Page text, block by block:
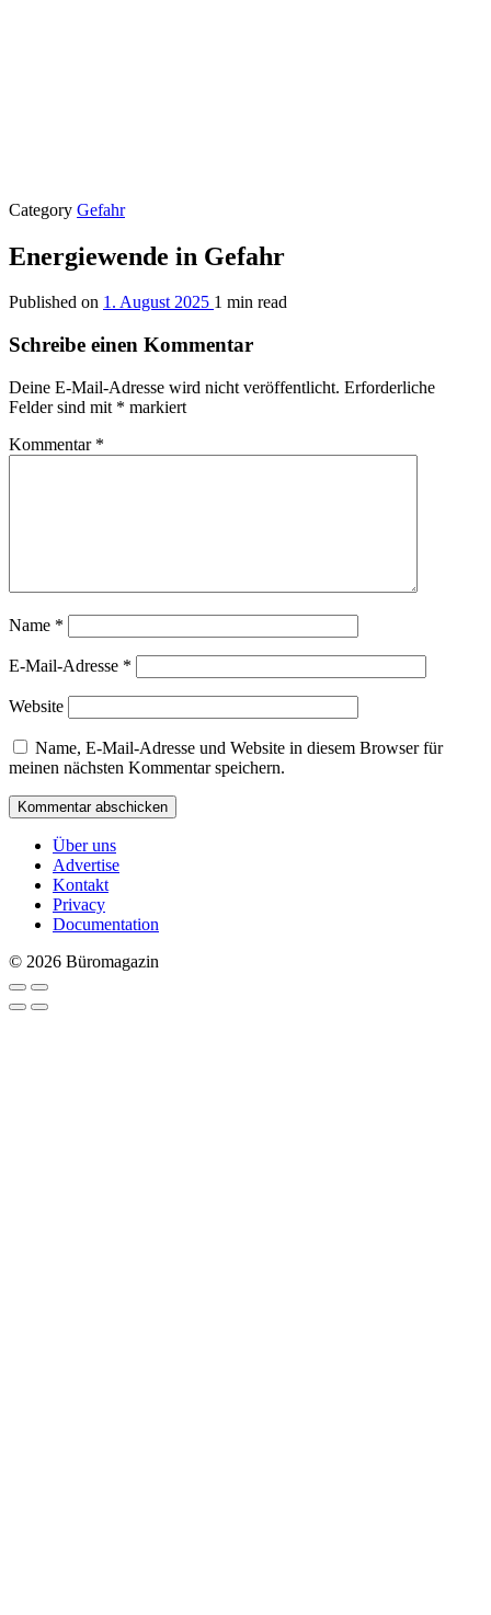
Category Gefahr
Energiewende in Gefahr
Published on 1. August 2025 1 min read
Schreibe einen Kommentar
Deine E-Mail-Adresse wird nicht veröffentlicht. Erforderliche
Felder sind mit * markiert
Kommentar *
Name *
E-Mail-Adresse *
Website
Name, E-Mail-Adresse und Website in diesem Browser für
meinen nächsten Kommentar speichern.
Über uns
Advertise
Kontakt
Privacy
Documentation
© 2026 Büromagazin